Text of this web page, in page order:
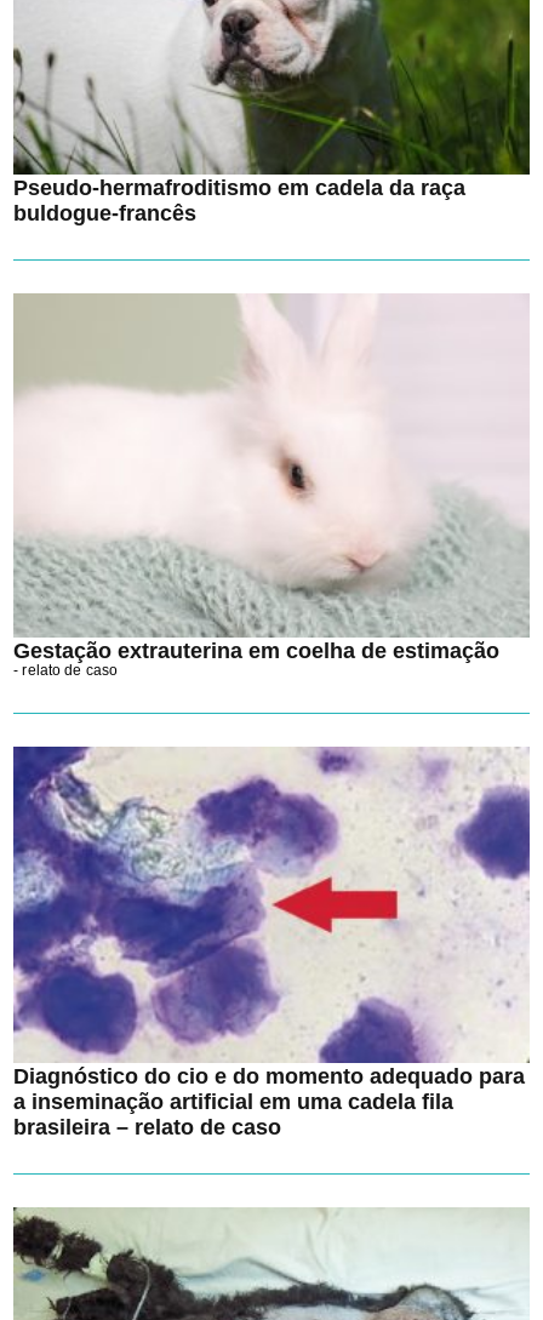
Pseudo-hermafroditismo em cadela da raça
buldogue-francês
Gestação extrauterina em coelha de estimação
- relato de caso
Diagnóstico do cio e do momento adequado para
a inseminação artificial em uma cadela fila
brasileira – relato de caso